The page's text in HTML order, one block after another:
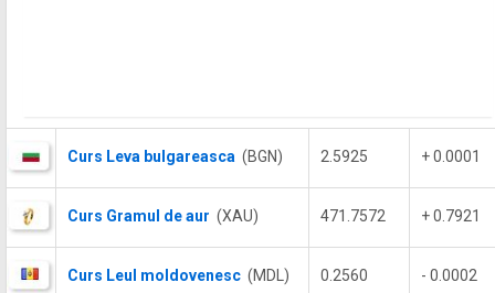
Curs Leva bulgareasca (BGN) 2.5925 + 0.0001
Curs Gramul de aur (XAU) 471.7572 + 0.7921
Curs Leul moldovenesc (MDL) 0.2560 - 0.0002